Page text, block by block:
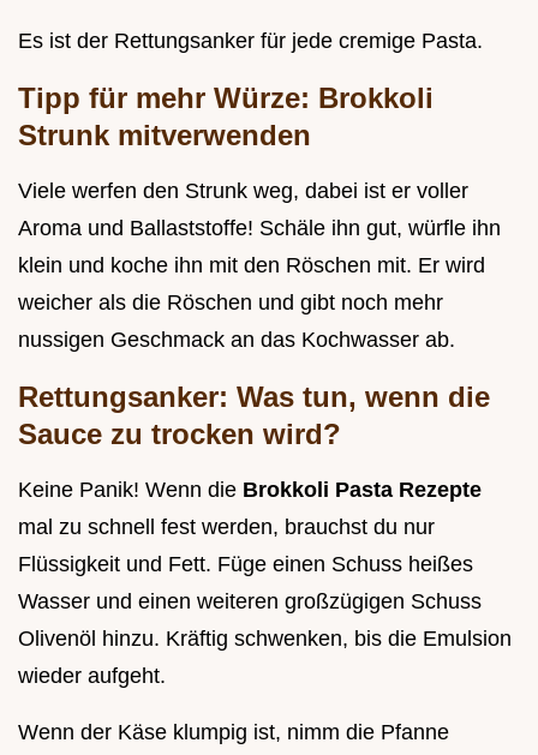
Es ist der Rettungsanker für jede cremige Pasta.
Tipp für mehr Würze: Brokkoli
Strunk mitverwenden
Viele werfen den Strunk weg, dabei ist er voller
Aroma und Ballaststoffe! Schäle ihn gut, würfle ihn
klein und koche ihn mit den Röschen mit. Er wird
weicher als die Röschen und gibt noch mehr
nussigen Geschmack an das Kochwasser ab.
Rettungsanker: Was tun, wenn die
Sauce zu trocken wird?
Keine Panik! Wenn die Brokkoli Pasta Rezepte
mal zu schnell fest werden, brauchst du nur
Flüssigkeit und Fett. Füge einen Schuss heißes
Wasser und einen weiteren großzügigen Schuss
Olivenöl hinzu. Kräftig schwenken, bis die Emulsion
wieder aufgeht.
Wenn der Käse klumpig ist, nimm die Pfanne